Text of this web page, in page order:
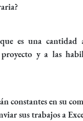
es una cantidad
y a las
constantes en su
sus trabajos a